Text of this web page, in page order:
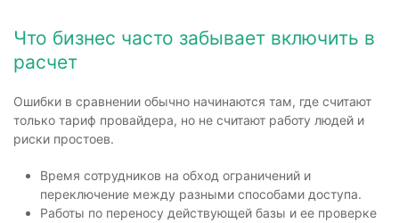
Что бизнес часто забывает включить в
расчет
Ошибки в сравнении обычно начинаются там, где считают
только тариф провайдера, но не считают работу людей и
риски простоев.
Время сотрудников на обход ограничений и
переключение между разными способами доступа.
Работы по переносу действующей базы и ее проверке